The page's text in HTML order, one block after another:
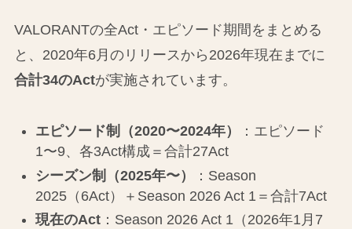
VALORANTの全Act・エピソード期間をまとめる
と、2020年6月のリリースから2026年現在までに
合計34のActが実施されています。
エピソード制（2020〜2024年）
：エピソード
1〜9、各3Act構成＝合計27Act
シーズン制（2025年〜）
：Season
2025（6Act）＋Season 2026 Act 1＝合計7Act
現在のAct：Season 2026 Act 1（2026年1月7